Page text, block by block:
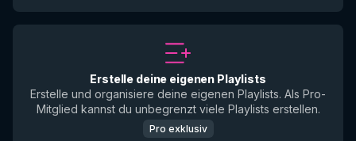
Erstelle deine eigenen Playlists
Erstelle und organisiere deine eigenen Playlists. Als Pro-
Mitglied kannst du unbegrenzt viele Playlists erstellen.
Pro exklusiv